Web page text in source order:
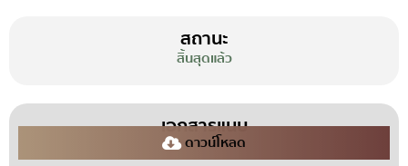
สถานะ
สิ้นสุดแล้ว
เอกสารแนบ
ดาวน์โหลด